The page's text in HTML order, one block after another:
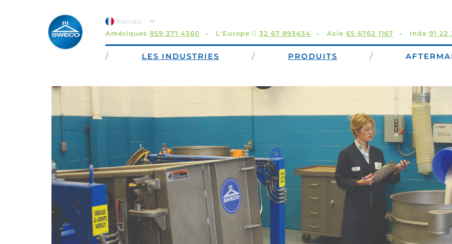
Amériques 859 371 4360 L'Europe  32 67 893434 Asie 65 6762 1167 Inde 91 22
/ LES INDUSTRIES / PRODUITS /